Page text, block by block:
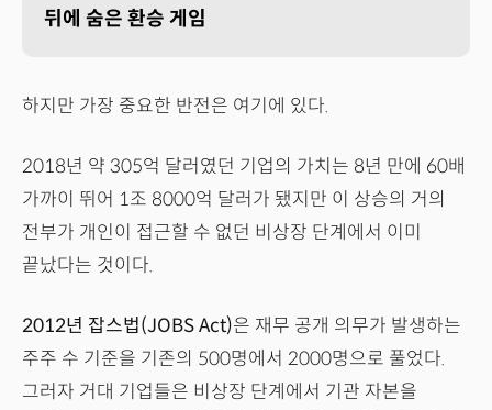
뒤에 숨은 환승 게임
하지만 가장 중요한 반전은 여기에 있다.
2018년 약 305억 달러였던 기업의 가치는 8년 만에 60배
가까이 뛰어 1조 8000억 달러가 됐지만 이 상승의 거의
전부가 개인이 접근할 수 없던 비상장 단계에서 이미
끝났다는 것이다.
2012년 잡스법(JOBS Act)은 재무 공개 의무가 발생하는
주주 수 기준을 기존의 500명에서 2000명으로 풀었다.
그러자 거대 기업들은 비상장 단계에서 기관 자본을